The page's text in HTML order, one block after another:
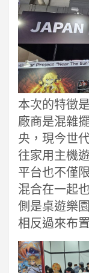
本次的特徵
廠商是混雜
央，現今世
往家用主機
平台也不僅
混合在一起
側是桌遊樂
相反過來布